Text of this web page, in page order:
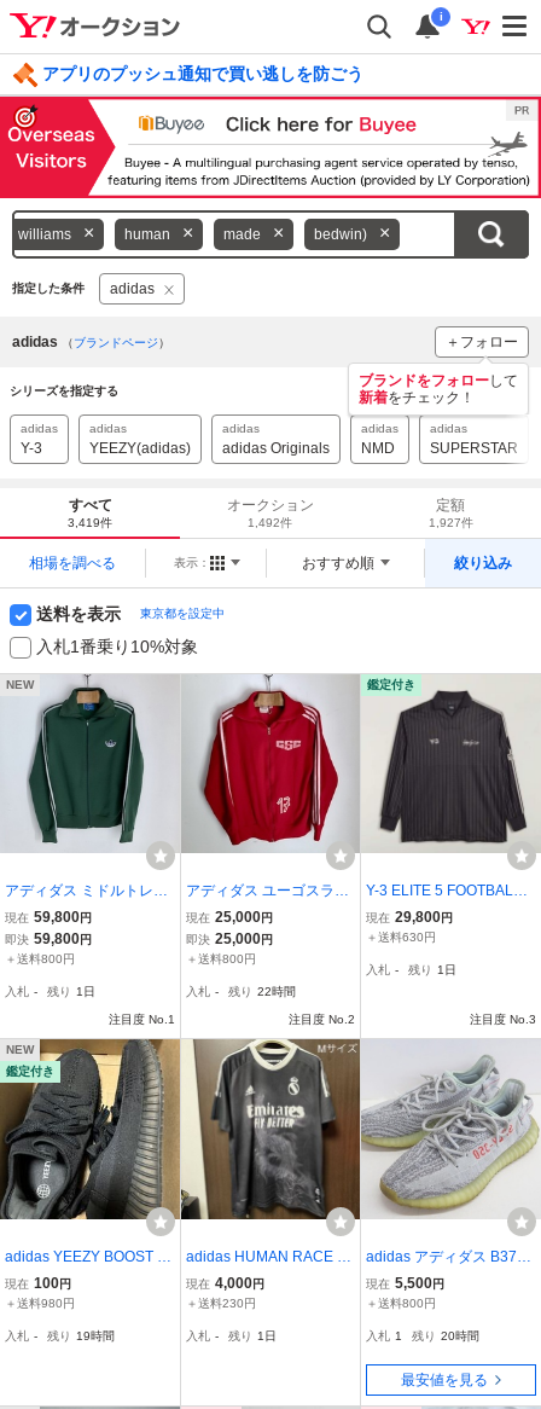
i
アプリのプッシュ通知で買い逃しを防ごう
毎日引けるくじ 今すぐ挑戦 ログイン
williams human made bedwin)
ー
ド
を
消
す
指定した条件 adidas
adidas （ブランドページ） ＋フォロー
ブランドをフォローして
新着をチェック！
シリーズを指定する
adidas
Y-3
adidas
YEEZY(adidas)
adidas
adidas Originals
adidas
NMD
adidas
SUPERSTAR
すべて
3,419件
オークション
1,492件
定額
1,927件
相場を調べる 表示： おすすめ順 絞り込み
送料を表示 東京都を設定中
入札1番乗り10%対象
NEW
アディダス ミドルトレフ
ォイル ジャージ vert ヨー
ロッパ製 adidas ヴィンテ
ージ 青タグ made in franc
s グリーン
現在 59,800円
即決 59,800円
＋送料800円
入札 - 残り 1日
注目度 No.1
アディダス ユーゴスラビ
ア製モデル バックプリン
ト付き ジャージ ヴィンテ
ージ adidas made in Yug
ロッパトラック
現在 25,000円
即決 25,000円
＋送料800円
入札 - 残り 22時間
注目度 No.2
鑑定付き
Y-3 ELITE 5 FOOTBALL L
ONG SLEEVE TEE Yohji
Yamamoto adidas ヨウジ
現在 29,800円
＋送料630円
入札 - 残り 1日
注目度 No.3
NEW
鑑定付き
adidas YEEZY BOOST 35
0 V2 ブラック 27cm
現在 100円
＋送料980円
入札 - 残り 19時間
adidas HUMAN RACE レ
アルマドリード ユニフォ
ーム HUMAN MADE コ
現在 4,000円
＋送料230円
入札 - 残り 1日
adidas アディダス B3757
1 YEEZY Boost 350 V2 Bl
ue Tin スニーカー 26.5
現在 5,500円
＋送料800円
入札 1 残り 20時間
最安値を見る